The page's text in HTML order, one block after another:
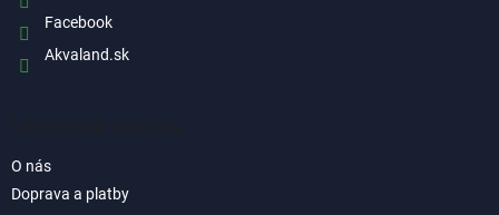
Facebook
Akvaland.sk
O nás
Doprava a platby